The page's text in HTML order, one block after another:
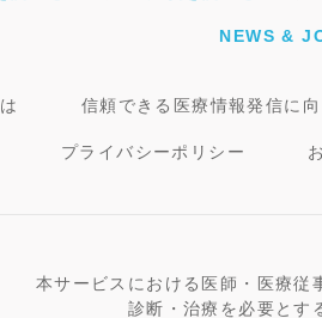
NEWS &
信頼できる医療情報発信に
プライバシーポリシー
本サービスにおける医師・医療従
診断・治療を必要とす